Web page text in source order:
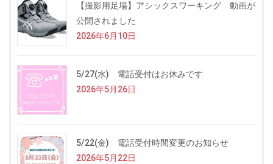
【撮影用足場】アシックスワーキング 動画が
公開されました
2026年6月10日
5/27(水) 電話受付はお休みです
2026年5月26日
5/22(金) 電話受付時間変更のお知らせ
2026年5月22日